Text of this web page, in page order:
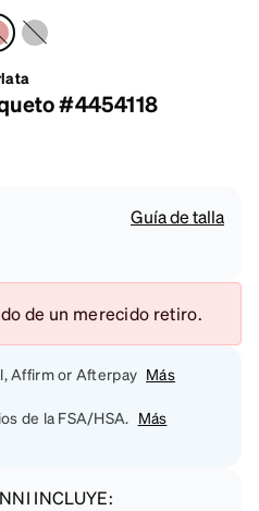
#4454118
Guía de talla
de un merecido retiro.
Affirm or Afterpay Más
de la FSA/HSA. Más
INCLUYE: